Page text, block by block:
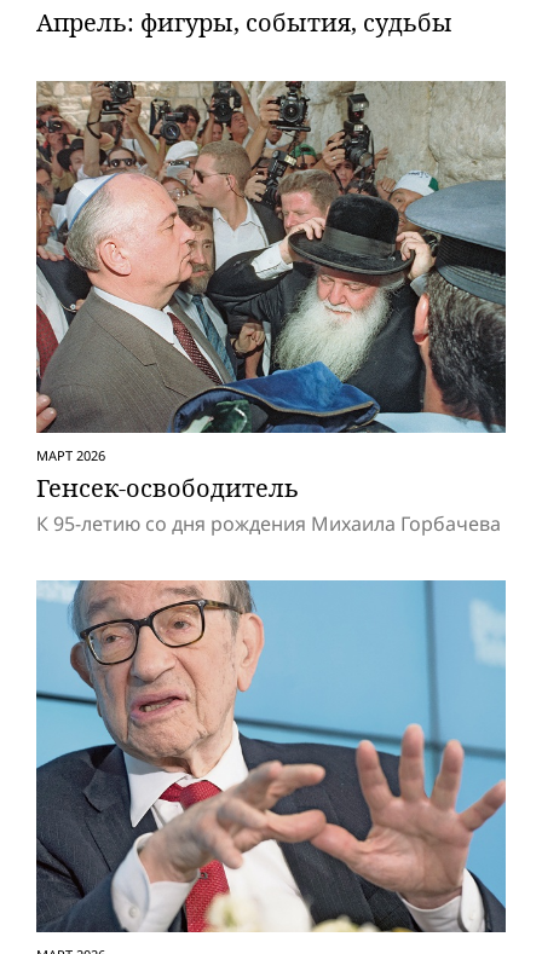
Апрель: фигуры, события, судьбы
МАРТ 2026
Генсек-освободитель
К 95-летию со дня рождения Михаила Горбачева